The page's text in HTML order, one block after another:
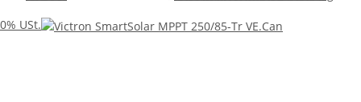
0% USt.